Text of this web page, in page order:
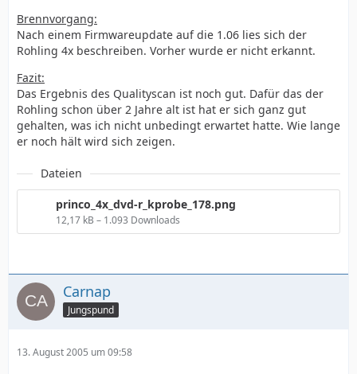
Brennvorgang:
Nach einem Firmwareupdate auf die 1.06 lies sich der
Rohling 4x beschreiben. Vorher wurde er nicht erkannt.
Fazit:
Das Ergebnis des Qualityscan ist noch gut. Dafür das der
Rohling schon über 2 Jahre alt ist hat er sich ganz gut
gehalten, was ich nicht unbedingt erwartet hatte. Wie lange
er noch hält wird sich zeigen.
Dateien
princo_4x_dvd-r_kprobe_178.png
12,17 kB – 1.093 Downloads
Carnap
Jungspund
13. August 2005 um 09:58